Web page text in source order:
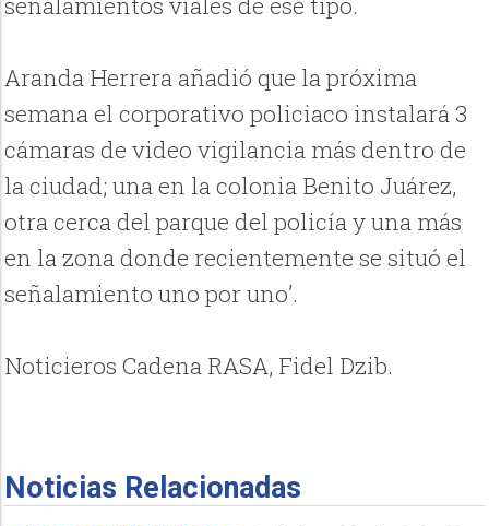
Aranda Herrera añadió que la próxima
semana el corporativo policiaco instalará 3
cámaras de video vigilancia más dentro de
la ciudad; una en la colonia Benito Juárez,
otra cerca del parque del policía y una más
en la zona donde recientemente se situó el
señalamiento uno por uno’.
Noticieros Cadena RASA, Fidel Dzib.
Noticias Relacionadas